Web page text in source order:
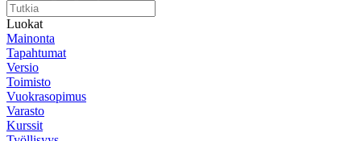
Luokat
Mainonta
Tapahtumat
Versio
Toimisto
Vuokrasopimus
Varasto
Kurssit